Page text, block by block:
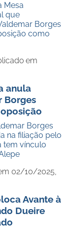
Mesa
que
Borges
como
em
anula
Borges
Borges
na filiação pelo
tem vínculo
02/10/2025,
Avante à
Dueire